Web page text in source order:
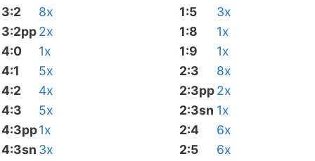
3:2
8x
3:2pp2x
4:0
1x
4:1
5x
4:2
4x
4:3
5x
4:3pp1x
4:3sn 3x
1:5
3x
1:8
1x
1:9
1x
2:3
8x
2:3pp2x
2:3sn 1x
2:4
6x
2:5
6x